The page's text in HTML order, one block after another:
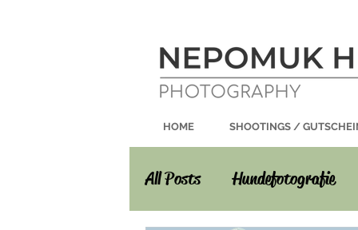
HOME SHOOTINGS /
All Posts Hundefotografie